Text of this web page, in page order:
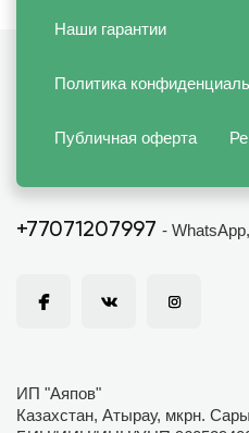
Наши гарантии
Политика
Публичная оферта
+77071207997 -
ИП "Аяпов"
Казахстан, Атырау, мкрн.